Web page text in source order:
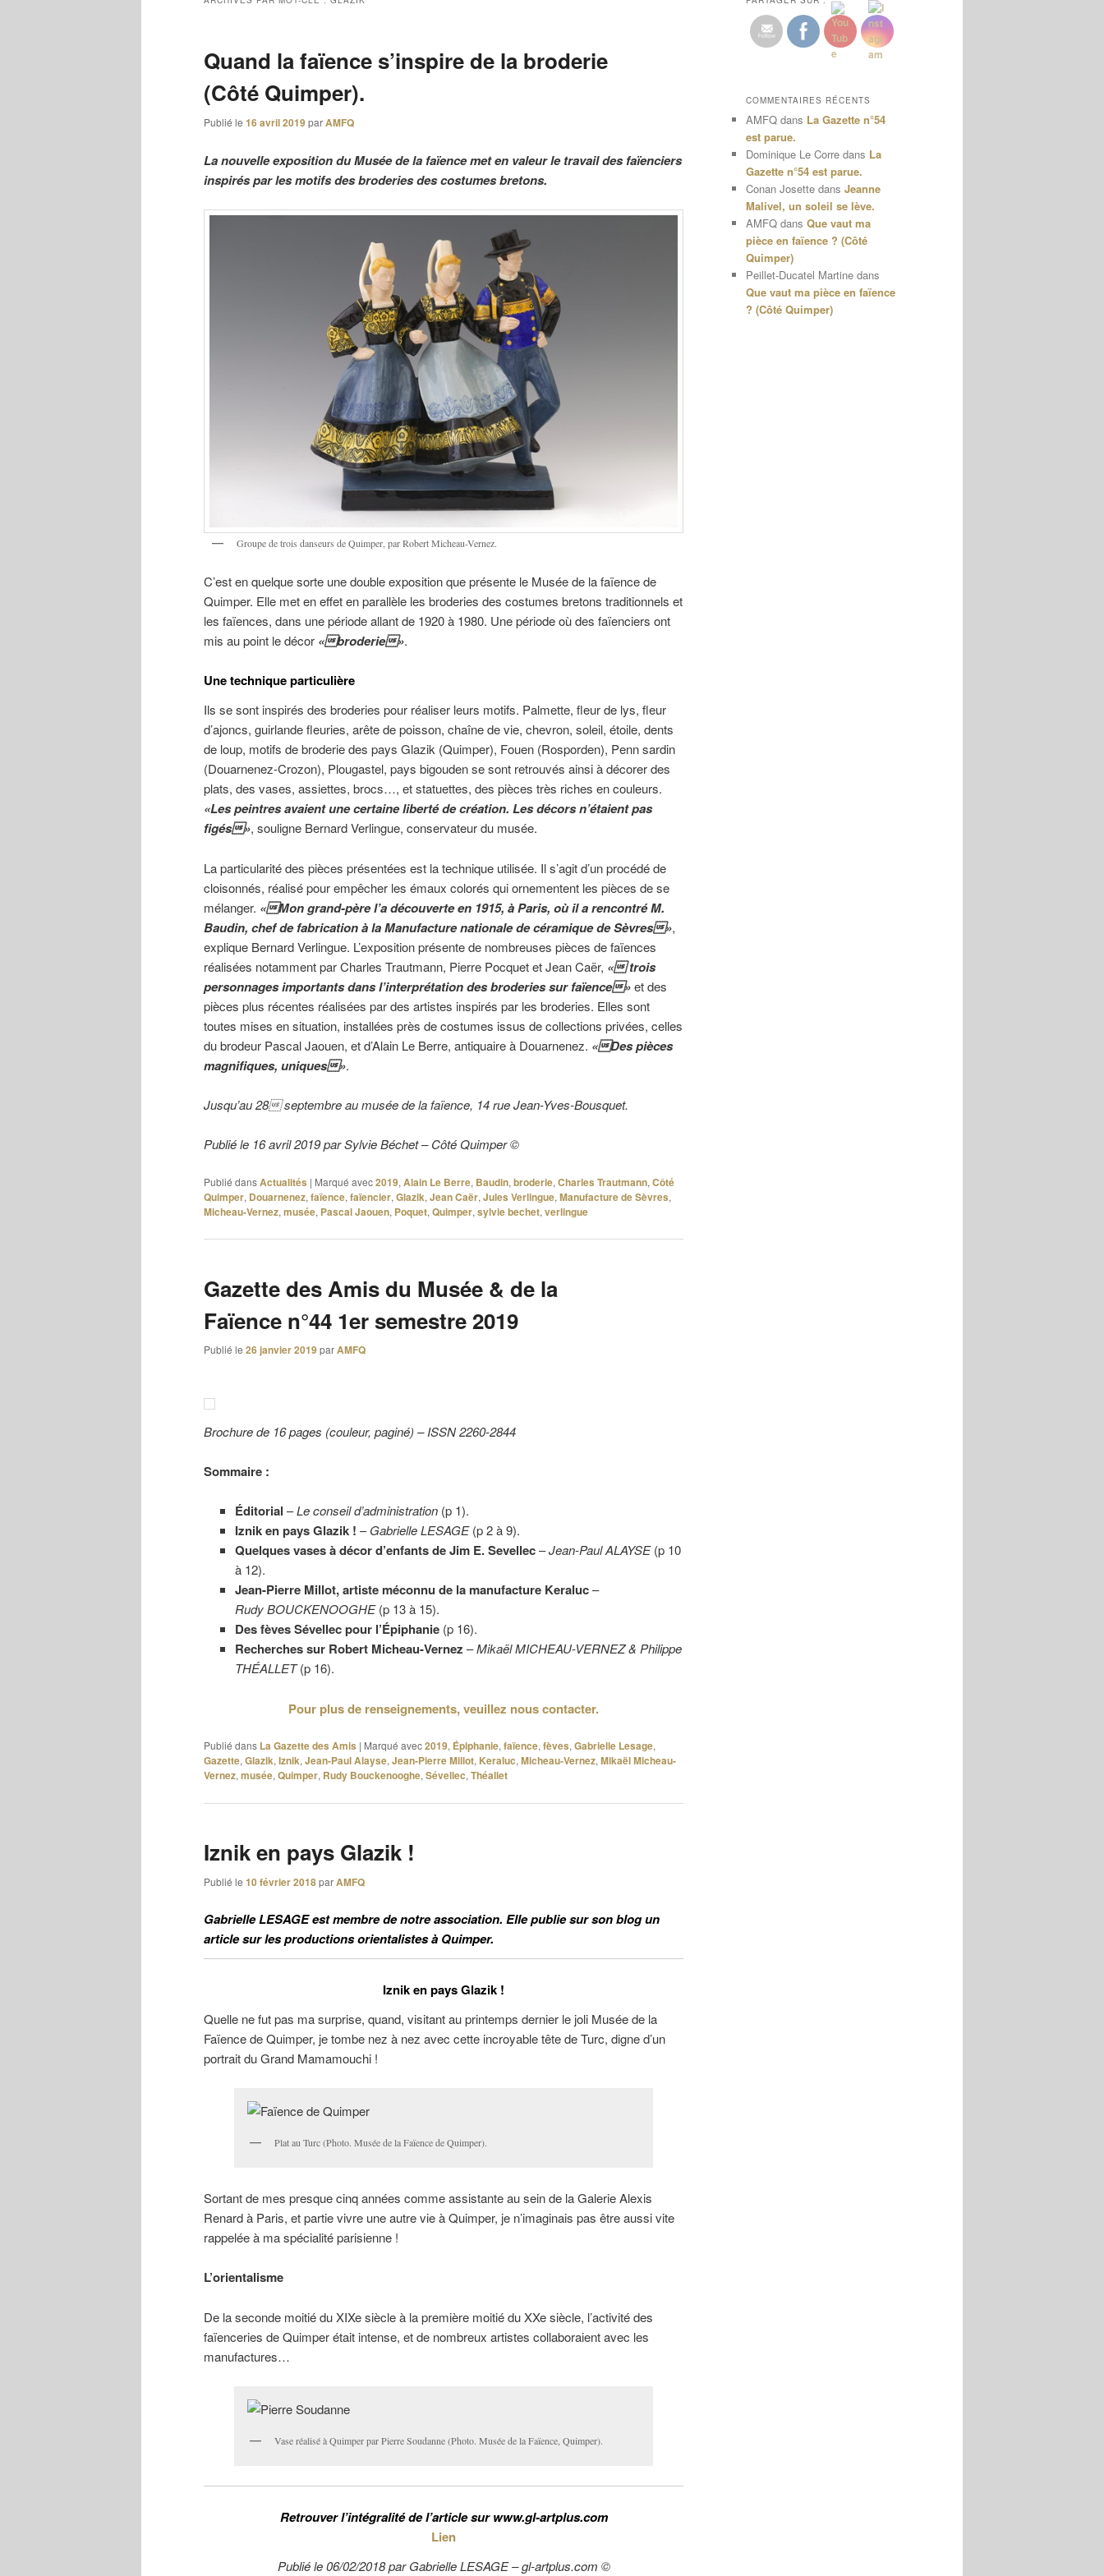
Quand la faïence s’inspire de la broderie
(Côté Quimper).
Publié le 16 avril 2019parAMFQ
La nouvelle exposition du Musée de la faïence met en valeur le travail des faïenciers
inspirés par les motifs des broderies des costumes bretons.
Groupe de trois danseurs de Quimper, par Robert Micheau-Vernez.
C’est en quelque sorte une double exposition que présente le Musée de la faïence de
Quimper. Elle met en effet en parallèle les broderies des costumes bretons traditionnels et
les faïences, dans une période allant de 1920 à 1980. Une période où des faïenciers ont
mis au point le décor «broderie».
Une technique particulière
Ils se sont inspirés des broderies pour réaliser leurs motifs. Palmette, fleur de lys, fleur
d’ajoncs, guirlande fleuries, arête de poisson, chaîne de vie, chevron, soleil, étoile, dents
de loup, motifs de broderie des pays Glazik (Quimper), Fouen (Rosporden), Penn sardin
(Douarnenez-Crozon), Plougastel, pays bigouden se sont retrouvés ainsi à décorer des
plats, des vases, assiettes, brocs…, et statuettes, des pièces très riches en couleurs.
«Les peintres avaient une certaine liberté de création. Les décors n’étaient pas
figés», souligne Bernard Verlingue, conservateur du musée.
La particularité des pièces présentées est la technique utilisée. Il s’agit d’un procédé de
cloisonnés, réalisé pour empêcher les émaux colorés qui ornementent les pièces de se
mélanger. «Mon grand-père l’a découverte en 1915, à Paris, où il a rencontré M.
Baudin, chef de fabrication à la Manufacture nationale de céramique de Sèvres»,
explique Bernard Verlingue. L’exposition présente de nombreuses pièces de faïences
réalisées notamment par Charles Trautmann, Pierre Pocquet et Jean Caër, « trois
personnages importants dans l’interprétation des broderies sur faïence»et des
pièces plus récentes réalisées par des artistes inspirés par les broderies. Elles sont
toutes mises en situation, installées près de costumes issus de collections privées, celles
du brodeur Pascal Jaouen, et d’Alain Le Berre, antiquaire à Douarnenez. «Des pièces
magnifiques, uniques».
Jusqu’au 28 septembre au musée de la faïence, 14 rue Jean-Yves-Bousquet.
Publié le 16 avril 2019 par Sylvie Béchet – Côté Quimper ©
Publié dansActualités | Marqué avec2019, Alain Le Berre, Baudin, broderie, Charles Trautmann, Côté
Quimper, Douarnenez, faïence, faïencier, Glazik, Jean Caër, Jules Verlingue, Manufacture de Sèvres,
Micheau-Vernez, musée, Pascal Jaouen, Poquet, Quimper, sylvie bechet, verlingue
Gazette des Amis du Musée & de la
Faïence n°44 1er semestre 2019
Publié le 26 janvier 2019parAMFQ
Brochure de 16 pages (couleur, paginé) – ISSN 2260-2844
Sommaire :
Éditorial –Le conseil d’administration(p 1).
Iznik en pays Glazik ! –Gabrielle LESAGE(p 2 à 9).
Quelques vases à décor d’enfants de Jim E. Sevellec–Jean-Paul ALAYSE(p 10
à 12).
Jean-Pierre Millot, artiste méconnu de la manufacture Keraluc–
Rudy BOUCKENOOGHE(p 13 à 15).
Des fèves Sévellec pour l’Épiphanie(p 16).
Recherches sur Robert Micheau-Vernez –Mikaël MICHEAU-VERNEZ & Philippe
THÉALLET(p 16).
Pour plus de renseignements, veuillez nous contacter.
Publié dans La Gazette des Amis | Marqué avec2019, Épiphanie, faïence, fèves, Gabrielle Lesage,
Gazette, Glazik, Iznik, Jean-Paul Alayse, Jean-Pierre Millot, Keraluc, Micheau-Vernez, Mikaël Micheau-
Vernez, musée, Quimper, Rudy Bouckenooghe, Sévellec, Théallet
Iznik en pays Glazik !
Publié le 10 février 2018parAMFQ
Gabrielle LESAGE est membre de notre association. Elle publie sur son blog un
article sur les productions orientalistes à Quimper.
Iznik en pays Glazik !
Quelle ne fut pas ma surprise, quand, visitant au printemps dernier le joli Musée de la
Faïence de Quimper, je tombe nez à nez avec cette incroyable tête de Turc, digne d’un
portrait du Grand Mamamouchi !
Plat au Turc (Photo. Musée de la Faïence de Quimper).
Sortant de mes presque cinq années comme assistante au sein de la Galerie Alexis
Renard à Paris, et partie vivre une autre vie à Quimper, je n’imaginais pas être aussi vite
rappelée à ma spécialité parisienne !
L’orientalisme
De la seconde moitié du XIXe siècle à la première moitié du XXe siècle, l’activité des
faïenceries de Quimper était intense, et de nombreux artistes collaboraient avec les
manufactures…
Vase réalisé à Quimper par Pierre Soudanne (Photo. Musée de la Faïence, Quimper).
Retrouver l’intégralité de l’article sur www.gl-artplus.com
Lien
Publié le 06/02/2018 par Gabrielle LESAGE –gl-artplus.com ©
COMMENTAIRES RÉCENTS
AMFQ dans La Gazette n°54
est parue.
Dominique Le Corre dans La
Gazette n°54 est parue.
Conan Josette dans Jeanne
Malivel, un soleil se lève.
AMFQ dans Que vaut ma
pièce en faïence ? (Côté
Quimper)
Peillet-Ducatel Martine dans
Que vaut ma pièce en faïence
? (Côté Quimper)